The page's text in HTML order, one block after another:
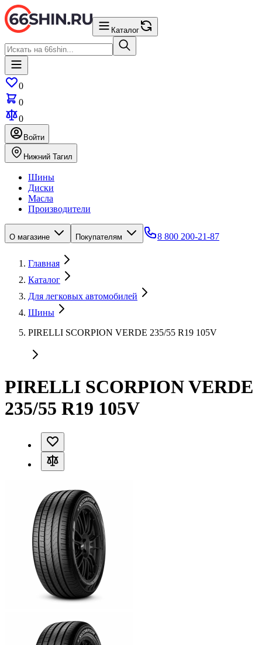
Каталог
0
0
0
Войти
Нижний Тагил
Шины
Диски
Масла
Производители
О магазине Покупателям 8 800 200-21-87
Главная
Каталог
Для легковых автомобилей
Шины
PIRELLI SCORPION VERDE 235/55 R19 105V
PIRELLI SCORPION VERDE
235/55 R19 105V